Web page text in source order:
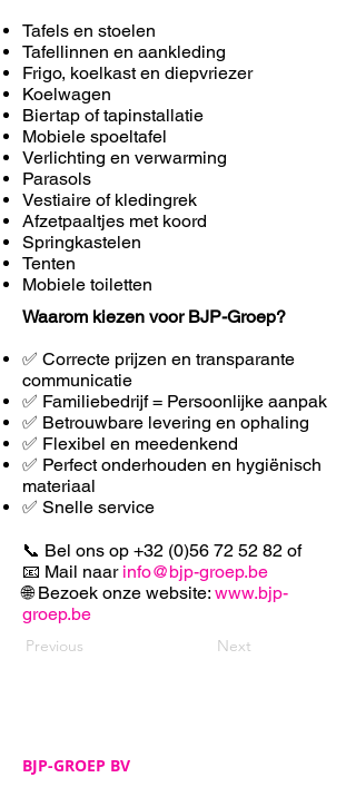
Tafels en stoelen
Tafellinnen en aankleding
Frigo, koelkast en diepvriezer
Koelwagen
Biertap of tapinstallatie
Mobiele spoeltafel
Verlichting en verwarming
Parasols
Vestiaire of kledingrek
Afzetpaaltjes met koord
Springkastelen
Tenten
Mobiele toiletten
Waarom kiezen voor BJP-Groep?
✅ Correcte prijzen en transparante
communicatie
✅ Familiebedrijf = Persoonlijke aanpak
✅ Betrouwbare levering en ophaling
✅ Flexibel en meedenkend
✅ Perfect onderhouden en hygiënisch
materiaal
✅ Snelle service
📞 Bel ons op +32 (0)56 72 52 82 of
📧 Mail naar info@bjp-groep.be
🌐 Bezoek onze website: www.bjp-
groep.be
Previous Next
BJP-GROEP BV